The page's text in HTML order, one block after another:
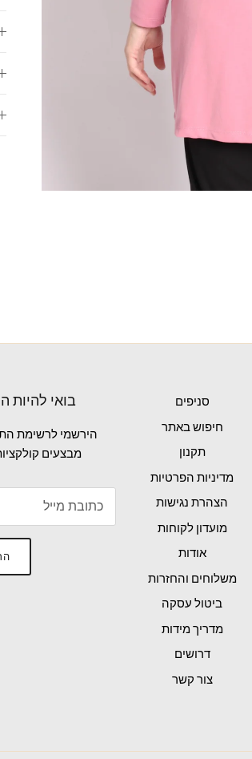
סניפים
חיפוש באתר
תקנון
מדיניות הפרטיות
הצהרת נגישות
מועדון לקוחות
אודות
משלוחים והחזרות
ביטול עסקה
מדריך מידות
דרושים
צור קשר
בואי להיות
הירשמי לרשימת
מבצעים